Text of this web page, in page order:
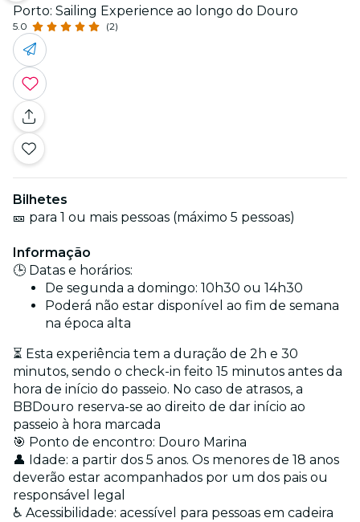
Porto: Sailing Experience ao longo do Douro
5.0 (2)
Bilhetes
🎫 para 1 ou mais pessoas (máximo 5 pessoas)
Informação
🕒 Datas e horários:
De segunda a domingo: 10h30 ou 14h30
Poderá não estar disponível ao fim de semana
na época alta
⏳ Esta experiência tem a duração de 2h e 30
minutos, sendo o check-in feito 15 minutos antes da
hora de início do passeio. No caso de atrasos, a
BBDouro reserva-se ao direito de dar início ao
passeio à hora marcada
🎯 Ponto de encontro: Douro Marina
👤 Idade: a partir dos 5 anos. Os menores de 18 anos
deverão estar acompanhados por um dos pais ou
responsável legal
♿ Acessibilidade: acessível para pessoas em cadeira